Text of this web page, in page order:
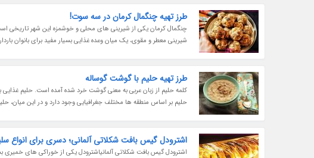
طرز تهیه چنگمال کرمان در سه سوت!
چنگمال کرمان یکی از شیرینی های محلی و خوشمزه این شهر تاریخی
شیرینی معطر و مقوی، یک میان وعده غذایی بسیار مفید برای بانوان
طرز تهیه حلیم با گوشت گوساله
کلمه حلیم از زبان عربی به معنی گوشت خرد شده آمده است. حلیم
حلیم بر اساس منطقه ها مختلف جغرافیایی وجود دارد و در این میان،
اشترودل گیس بافت شکلاتی آلمانی؛ دسری برای انواع
اشترودل گیس بافت شکلاتی آلمانیاشترودل یکی از خوراکی های خمیری